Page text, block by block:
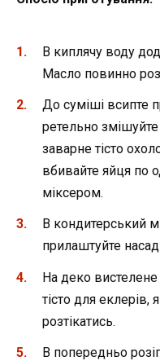
В киплячу воду
Масло повинно
До суміші всипте
ретельно
заварне тісто
вбивайте яйця по
міксером.
В кондитерський
прилаштуйте
На деко вистелене
тісто для
розтікатись.
В попередньо